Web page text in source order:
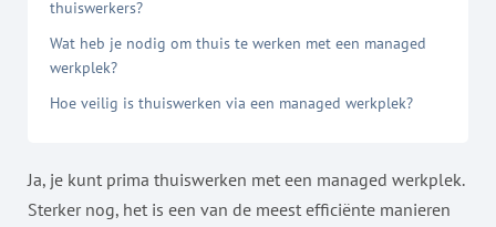
thuiswerkers?
Wat heb je nodig om thuis te werken met een managed
werkplek?
Hoe veilig is thuiswerken via een managed werkplek?
Ja, je kunt prima thuiswerken met een managed werkplek.
Sterker nog, het is een van de meest efficiënte manieren